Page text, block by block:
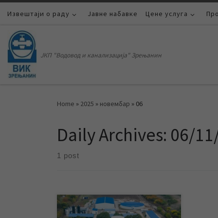
Skip to content
Извештаји о раду Јавне набавке Цене услуга
ЈКП "Водовод и канализација" Зрењанин
Home » 2025 » новембар » 06
Daily Archives: 06/
1 post
Извештаји о анализи воде са излаза